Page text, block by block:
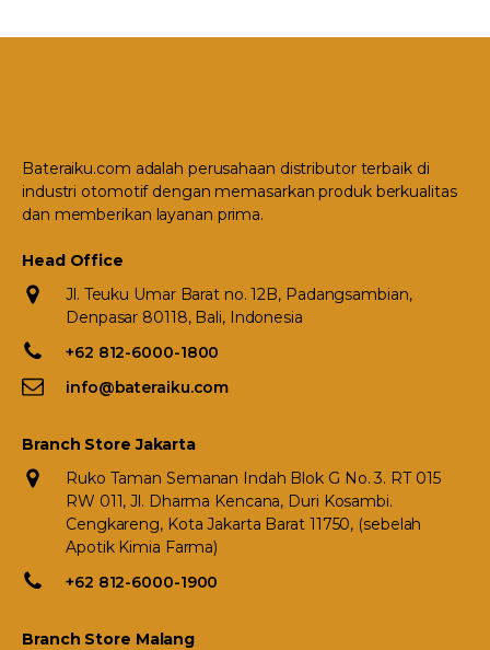
Bateraiku.com adalah perusahaan distributor terbaik di
industri otomotif dengan memasarkan produk berkualitas
dan memberikan layanan prima.
Head Office
Jl. Teuku Umar Barat no. 12B, Padangsambian,
Denpasar 80118, Bali, Indonesia
+62 812-6000-1800
info@bateraiku.com
Branch Store Jakarta
Ruko Taman Semanan Indah Blok G No. 3. RT 015
RW 011, Jl. Dharma Kencana, Duri Kosambi.
Cengkareng, Kota Jakarta Barat 11750, (sebelah
Apotik Kimia Farma)
+62 812-6000-1900
Branch Store Malang